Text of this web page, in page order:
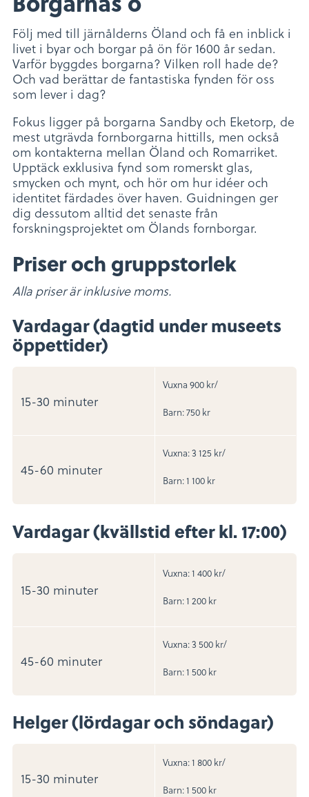
Följ med till järnålderns Öland och få en inblick i
livet i byar och borgar på ön för 1600 år sedan.
Varför byggdes borgarna? Vilken roll hade de?
Och vad berättar de fantastiska fynden för oss
som lever i dag?
Fokus ligger på borgarna Sandby och Eketorp, de
mest utgrävda fornborgarna hittills, men också
om kontakterna mellan Öland och Romarriket.
Upptäck exklusiva fynd som romerskt glas,
smycken och mynt, och hör om hur idéer och
identitet färdades över haven. Guidningen ger
dig dessutom alltid det senaste från
forskningsprojektet om Ölands fornborgar.
Priser och gruppstorlek
Alla priser är inklusive moms.
Vardagar (dagtid under museets
öppettider)
15-30 minuter
Vuxna 900 kr/
Barn: 750 kr
45-60 minuter
Vuxna: 3 125 kr/
Barn: 1 100 kr
Vardagar (kvällstid efter kl. 17:00)
15-30 minuter
Vuxna: 1 400 kr/
Barn: 1 200 kr
45-60 minuter
Vuxna: 3 500 kr/
Barn: 1 500 kr
Helger (lördagar och söndagar)
15-30 minuter
Vuxna: 1 800 kr/
Barn: 1 500 kr